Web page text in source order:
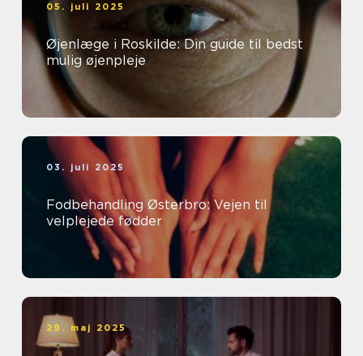
05. juli 2025
Øjenlæge i Roskilde: Din guide til bedst
mulig øjenpleje
03. juli 2025
Fodbehandling Østerbro: Vejen til
velplejede fødder
29. maj 2025